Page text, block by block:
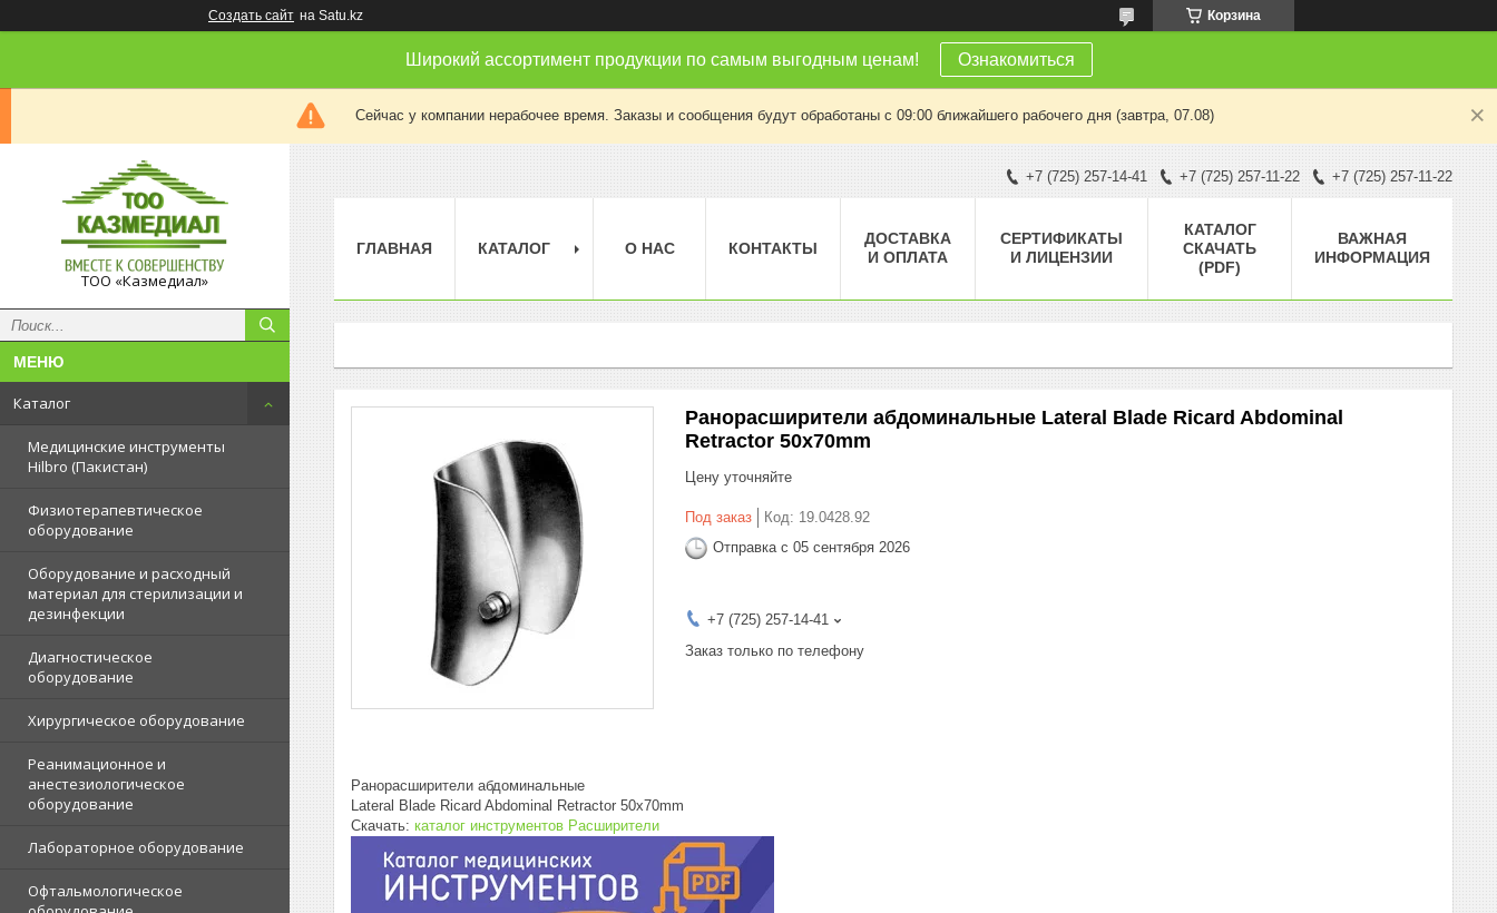
Создать сайт на Satu.kz Корзина
Широкий ассортимент продукции по самым выгодным ценам! Ознакомиться
Сейчас у компании нерабочее время. Заказы и сообщения будут обработаны с 09:00 ближайшего рабочего дня (завтра, 07.08)
ТОО «Казмедиал»
Каталог
Медицинские инструменты
Hilbro (Пакистан)
Физиотерапевтическое
оборудование
Оборудование и расходный
материал для стерилизации и
дезинфекции
Диагностическое
оборудование
Хирургическое оборудование
Реанимационное и
анестезиологическое
оборудование
Лабораторное оборудование
Офтальмологическое
+7 (725) 257-14-41 +7 (725) 257-11-22 +7 (725) 257-11-22
ГЛАВНАЯ КАТАЛОГ О НАС КОНТАКТЫ
ДОСТАВКА
И ОПЛАТА
СЕРТИФИКАТЫ
И ЛИЦЕНЗИИ
КАТАЛОГ
СКАЧАТЬ
(PDF)
ВАЖНАЯ
ИНФОРМАЦИЯ
Ранорасширители абдоминальные Lateral Blade Ricard Abdominal
Retractor 50x70mm
Цену уточняйте
Под заказ Код: 19.0428.92
Отправка с 05 сентября 2026
+7 (725) 257-14-41
Заказ только по телефону
Ранорасширители абдоминальные
Lateral Blade Ricard Abdominal Retractor 50x70mm
Скачать: каталог инструментов Расширители